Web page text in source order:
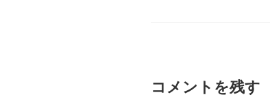
コメントを残す